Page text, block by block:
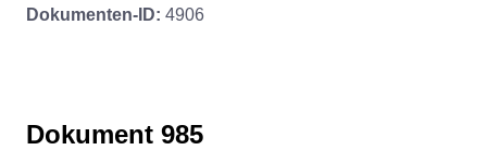
Dokumenten-ID: 4906
Dokument 985